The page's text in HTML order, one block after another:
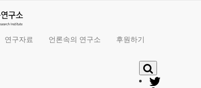
연구자료 언론속의 연구소 후원하기